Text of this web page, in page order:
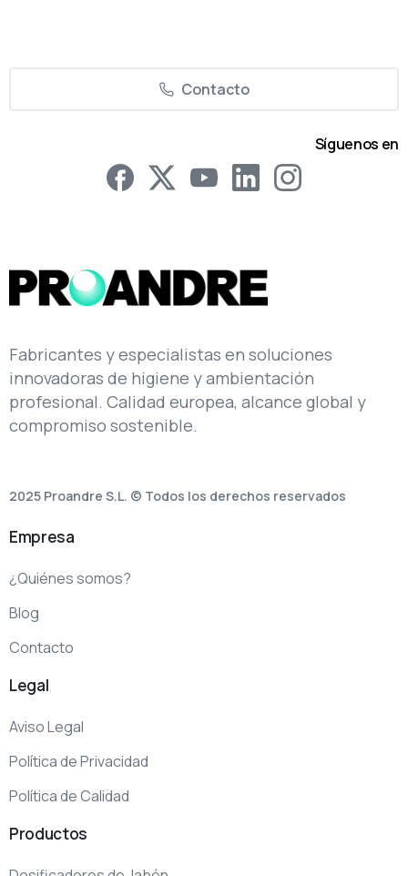
Contacto
Síguenos en
Fabricantes y especialistas en soluciones
innovadoras de higiene y ambientación
profesional. Calidad europea, alcance global y
compromiso sostenible.
2025 Proandre S.L. © Todos los derechos reservados
Empresa
¿Quiénes somos?
Blog
Contacto
Legal
Aviso Legal
Política de Privacidad
Política de Calidad
Productos